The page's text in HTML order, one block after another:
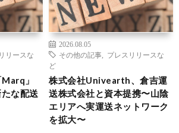
リースな
」
な配送
2026.08.05
その他の記事
プレスリリースな
ど
株式会社Univearth、倉吉運
送株式会社と資本提携〜山陰
エリアへ実運送ネットワーク
を拡大〜